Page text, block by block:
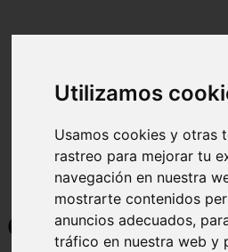
Utilizamos
Usamos cookies y otras
rastreo para mejorar tu
navegación en nuestra
mostrarte contenidos
anuncios adecuados,
tráfico en nuestra web y
Curiosidades y